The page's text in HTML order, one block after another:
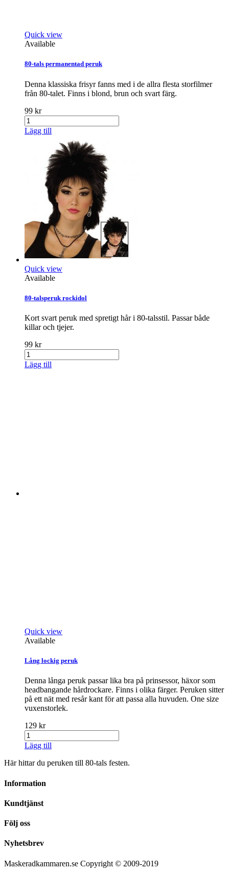
Quick view
Available
80-tals permanentad peruk
Denna klassiska frisyr fanns med i de allra flesta storfilmer
från 80-talet. Finns i blond, brun och svart färg.
99 kr
Lägg till
Quick view
Available
80-talsperuk rockidol
Kort svart peruk med spretigt hår i 80-talsstil. Passar både
killar och tjejer.
99 kr
Lägg till
Quick view
Available
Lång lockig peruk
Denna långa peruk passar lika bra på prinsessor, häxor som
headbangande hårdrockare. Finns i olika färger. Peruken sitter
på ett nät med resår kant för att passa alla huvuden. One size
vuxenstorlek.
129 kr
Lägg till
Här hittar du peruken till 80-tals festen.
Information
Kundtjänst
Följ oss
Nyhetsbrev
Maskeradkammaren.se Copyright © 2009-2019